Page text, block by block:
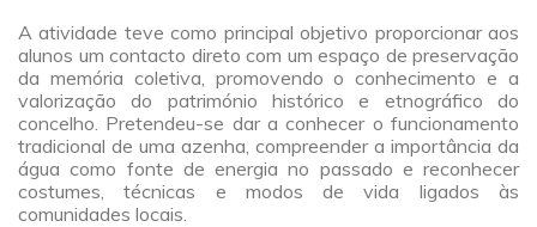
A atividade teve como principal objetivo proporcionar aos
alunos um contacto direto com um espaço de preservação
da memória coletiva, promovendo o conhecimento e a
valorização do património histórico e etnográfico do
concelho. Pretendeu-se dar a conhecer o funcionamento
tradicional de uma azenha, compreender a importância da
água como fonte de energia no passado e reconhecer
costumes, técnicas e modos de vida ligados às
comunidades locais.